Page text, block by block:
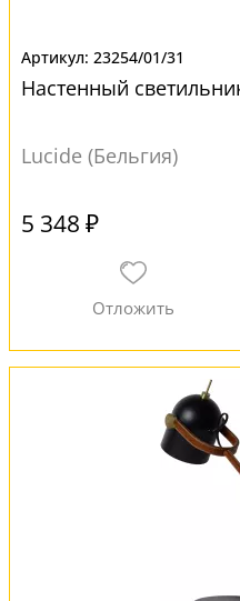
23254/01/31
Настенный
Lucide (Бельгия)
5 348 ₽